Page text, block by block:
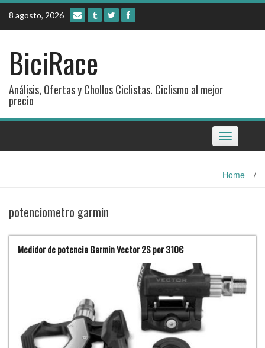
Skip
content
8 agosto, 2026
BiciRace
Análisis, Ofertas y Chollos Ciclistas. Ciclismo al mejor
precio
Toggle
navigation
Home /
potenciometro garmin
Medidor de potencia Garmin Vector 2S por 310€